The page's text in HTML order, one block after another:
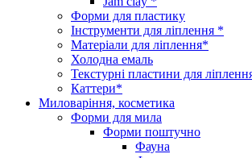
Форми для пластику
Інструменти для ліплення *
Матеріали для ліплення*
Холодна емаль
Текстурні пластини для
Каттери*
Миловаріння, косметика
Форми для мила
Форми поштучно
Фауна